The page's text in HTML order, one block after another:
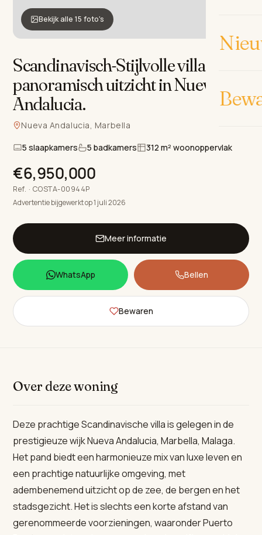
Bekijk alle 15 foto's
Scandinavisch-Stijlvolle villa met
panoramisch uitzicht in Nueva
Andalucia.
Nueva Andalucia, Marbella
5 slaapkamers
5 badkamers 312 m² woonoppervlak
€6,950,000
Ref. · COSTA-00944P
Advertentie bijgewerkt op 1 juli 2026
Meer informatie
WhatsApp Bellen
Bewaren
Over deze woning
Deze prachtige Scandinavische villa is gelegen in de
prestigieuze wijk Nueva Andalucia, Marbella, Malaga.
Het pand biedt een harmonieuze mix van luxe leven en
een prachtige natuurlijke omgeving, met
adembenemend uitzicht op de zee, de bergen en het
stadsgezicht. Het is slechts een korte afstand van
gerenommeerde voorzieningen, waaronder Puerto